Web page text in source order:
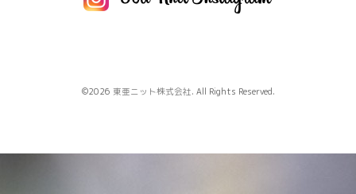
©2026 東亜ニット株式会社. All Rights Reserved.